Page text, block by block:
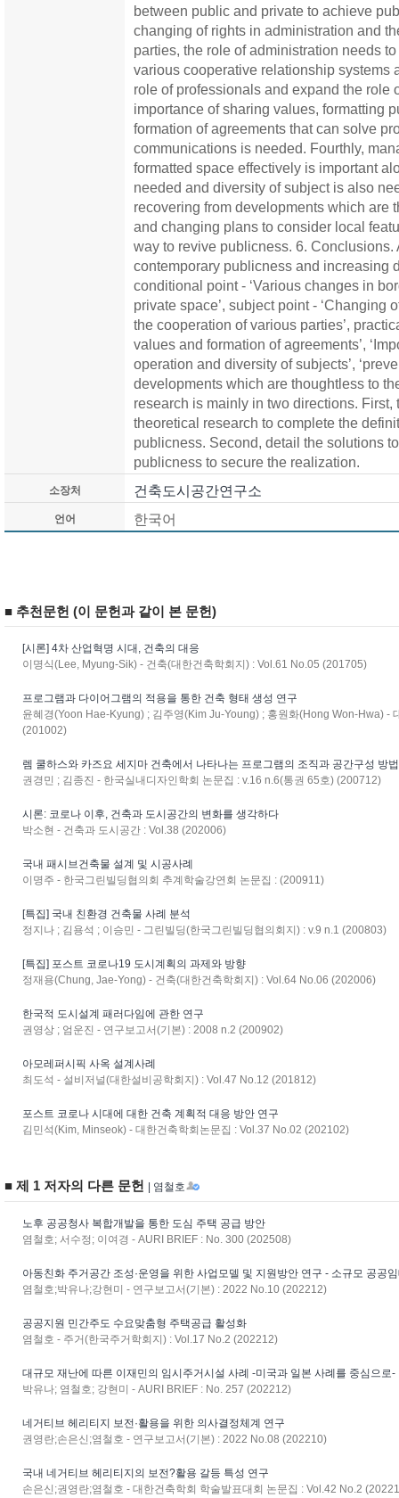
between public and private to achieve
changing of rights in administration and
parties, the role of administration needs
various cooperative relationship systems
role of professionals and expand the role
importance of sharing values, formatting
formation of agreements that can solve
communications is needed. Fourthly,
formatted space effectively is important
needed and diversity of subject is also
recovering from developments which are
and changing plans to consider local
way to revive publicness. 6.
contemporary publicness and increasing
conditional point - ‘Various changes in
private space’, subject point - ‘Changing
the cooperation of various parties’,
values and formation of agreements’,
operation and diversity of subjects’,
developments which are thoughtless to
research is mainly in two directions.
theoretical research to complete the
publicness. Second, detail the solutions
publicness to secure the realization.
소장처 건축도시공간연구소
언어 한국어
■ 추천문헌 (이 문헌과 같이 본 문헌)
[시론] 4차 산업혁명 시대, 건축의 대응
이명식(Lee, Myung-Sik) - 건축(대한건축학회지) : Vol.61 No.05 (201705)
프로그램과 다이어그램의 적용을 통한 건축 형태 생성 연구
윤혜경(Yoon Hae-Kyung) ; 김주영(Kim Ju-Young) ; 홍원화(Hong Won-Hwa) -
(201002)
렘 쿨하스와 카즈요 세지마 건축에서 나타나는 프로그램의 조직과 공간구성 방
권경민 ; 김종진 - 한국실내디자인학회 논문집 : v.16 n.6(통권 65호) (200712)
시론: 코로나 이후, 건축과 도시공간의 변화를 생각하다
박소현 - 건축과 도시공간 : Vol.38 (202006)
국내 패시브건축물 설계 및 시공사례
이명주 - 한국그린빌딩협의회 추계학술강연회 논문집 : (200911)
[특집] 국내 친환경 건축물 사례 분석
정지나 ; 김용석 ; 이승민 - 그린빌딩(한국그린빌딩협의회지) : v.9 n.1 (200803)
[특집] 포스트 코로나19 도시계획의 과제와 방향
정재용(Chung, Jae-Yong) - 건축(대한건축학회지) : Vol.64 No.06 (202006)
한국적 도시설계 패러다임에 관한 연구
권영상 ; 엄운진 - 연구보고서(기본) : 2008 n.2 (200902)
아모레퍼시픽 사옥 설계사례
최도석 - 설비저널(대한설비공학회지) : Vol.47 No.12 (201812)
포스트 코로나 시대에 대한 건축 계획적 대응 방안 연구
김민석(Kim, Minseok) - 대한건축학회논문집 : Vol.37 No.02 (202102)
■ 제 1 저자의 다른 문헌 | 염철호
노후 공공청사 복합개발을 통한 도심 주택 공급 방안
염철호; 서수정; 이여경 - AURI BRIEF : No. 300 (202508)
아동친화 주거공간 조성·운영을 위한 사업모델 및 지원방안 연구 - 소규모 공공
염철호;박유나;강현미 - 연구보고서(기본) : 2022 No.10 (202212)
공공지원 민간주도 수요맞춤형 주택공급 활성화
염철호 - 주거(한국주거학회지) : Vol.17 No.2 (202212)
대규모 재난에 따른 이재민의 임시주거시설 사례 -미국과 일본 사례를 중심으로-
박유나; 염철호; 강현미 - AURI BRIEF : No. 257 (202212)
네거티브 헤리티지 보전·활용을 위한 의사결정체계 연구
권영란;손은신;염철호 - 연구보고서(기본) : 2022 No.08 (202210)
국내 네거티브 헤리티지의 보전?활용 갈등 특성 연구
손은신;권영란;염철호 - 대한건축학회 학술발표대회 논문집 : Vol.42 No.2